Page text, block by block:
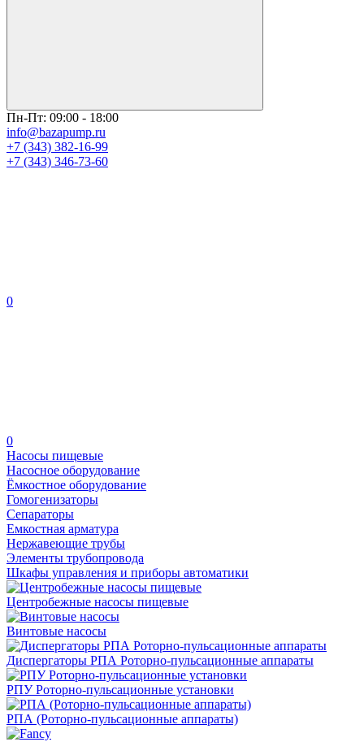
Пн-Пт: 09:00 - 18:00
info@bazapump.ru
+7 (343) 382-16-99
+7 (343) 346-73-‬60
0
0
Насосы пищевые
Насосное оборудование
Ёмкостное оборудование
Гомогенизаторы
Сепараторы
Емкостная арматура
Нержавеющие трубы
Элементы трубопровода
Шкафы управления и приборы автоматики
Центробежные насосы пищевые
Винтовые насосы
Диспергаторы РПА Роторно-пульсационные аппараты
РПУ Роторно-пульсационные установки
РПА (Роторно-пульсационные аппараты)